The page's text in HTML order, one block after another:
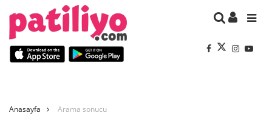
Anasayfa Arama sonucu